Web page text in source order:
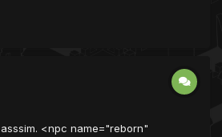
<npc name="reborn"